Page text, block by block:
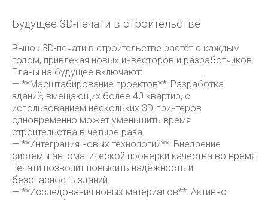
Будущее 3D-печати в строительстве
Рынок 3D-печати в строительстве растёт с каждым
годом, привлекая новых инвесторов и разработчиков.
Планы на будущее включают:
— **Масштабирование проектов**: Разработка
зданий, вмещающих более 40 квартир, с
использованием нескольких 3D-принтеров
одновременно может уменьшить время
строительства в четыре раза.
— **Интеграция новых технологий**: Внедрение
системы автоматической проверки качества во время
печати позволит повысить надёжность и
безопасность зданий.
— **Исследования новых материалов**: Активно